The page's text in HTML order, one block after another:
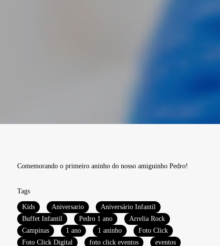
Comemorando o primeiro aninho do nosso amiguinho Pedro!
Tags
Kids Aniversario
Aniversário Infantil
Buffet Infantil
Pedro 1 ano
Arrelia Rock
Campinas
1 ano 1 aninho
Foto Click
Foto Click Digital
foto click eventos
eventos